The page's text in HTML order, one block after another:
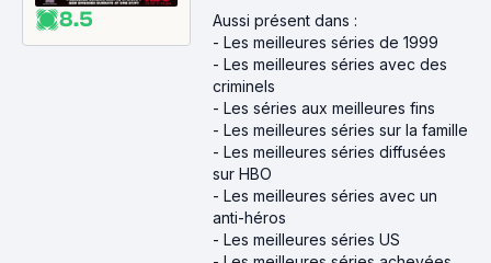
8.5
Aussi présent dans :
- Les meilleures séries de 1999
- Les meilleures séries avec des
criminels
- Les séries aux meilleures fins
- Les meilleures séries sur la famille
- Les meilleures séries diffusées
sur HBO
- Les meilleures séries avec un
anti-héros
- Les meilleures séries US